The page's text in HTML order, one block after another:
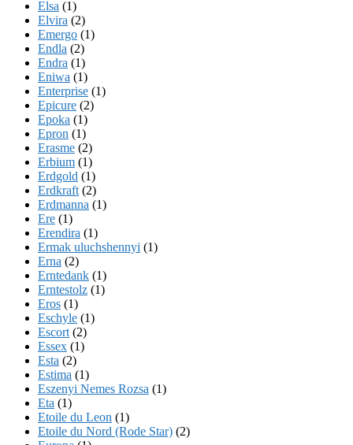
Elsa (1)
Elvira (2)
Emergo (1)
Endla (2)
Endra (1)
Eniwa (1)
Enterprise (1)
Epicure (2)
Epoka (1)
Epron (1)
Erasme (2)
Erbium (1)
Erdgold (1)
Erdkraft (2)
Erdmanna (1)
Ere (1)
Erendira (1)
Ermak uluchshennyi (1)
Erna (2)
Erntedank (1)
Erntestolz (1)
Eros (1)
Eschyle (1)
Escort (2)
Essex (1)
Esta (2)
Estima (1)
Eszenyi Nemes Rozsa (1)
Eta (1)
Etoile du Leon (1)
Etoile du Nord (Rode Star) (2)